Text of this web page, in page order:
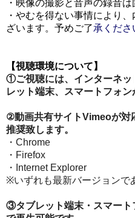
・映像の撮影と音声の録音は
・やむを得ない事情により
ざいます。予めご了承くださ
【視聴環境について 】
①ご視聴には、インターネッ
レット端末、スマートフォン
②動画共有サイトVimeoが対
推奨致します。
・Chrome
・Firefox
・Internet Explorer
※いずれも最新バージョンで
③タブレット端末・スマート